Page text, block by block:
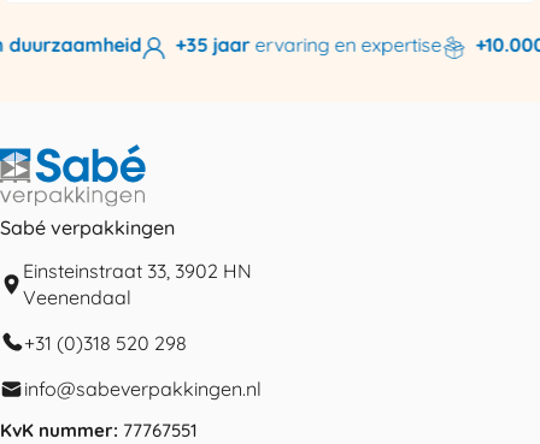
+35 jaarervaring en expertise +10.000
Sabé verpakkingen
Einsteinstraat 33, 3902 HN
Veenendaal
+31 (0)318 520 298
info@sabeverpakkingen.nl
KvK nummer: 77767551